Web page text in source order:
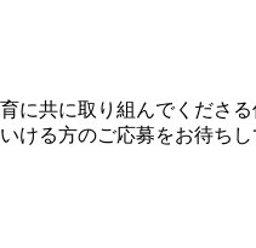
に共に取り組んでくださる
ける方のご応募をお待ちし